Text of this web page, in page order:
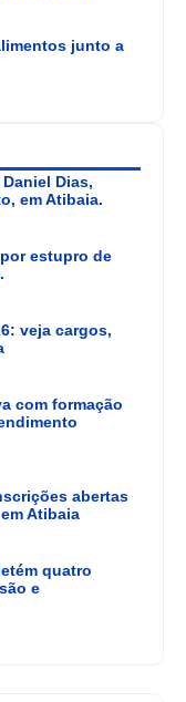
junto a
Dias,
em Atibaia.
estupro de
veja cargos,
com formação
abertas
Atibaia
quatro
e